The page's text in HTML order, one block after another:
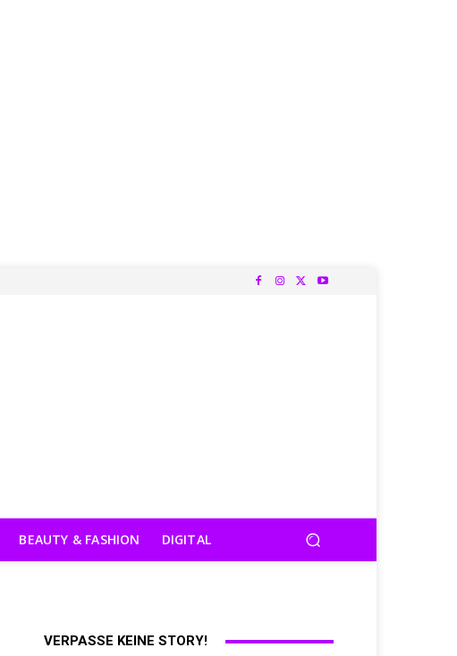
BEAUTY & FASHION DIGITAL
VERPASSE KEINE STORY!